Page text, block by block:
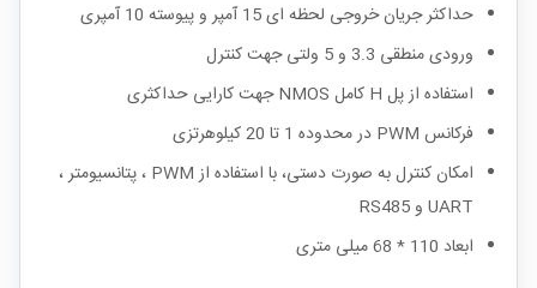
حداکثر جریان خروجی لحظه ای 15 آمپر و پیوسته 10 آمپری
ورودی منطقی 3.3 و 5 ولتی جهت کنترل
استفاده از پل H کامل NMOS جهت کارایی حداکثری
فرکانس PWM در محدوده 1 تا 20 کیلوهرتزی
امکان کنترل به صورت دستی، با استفاده از PWM ، پتانسیومتر ،
UART و RS485
ابعاد 110 * 68 میلی متری